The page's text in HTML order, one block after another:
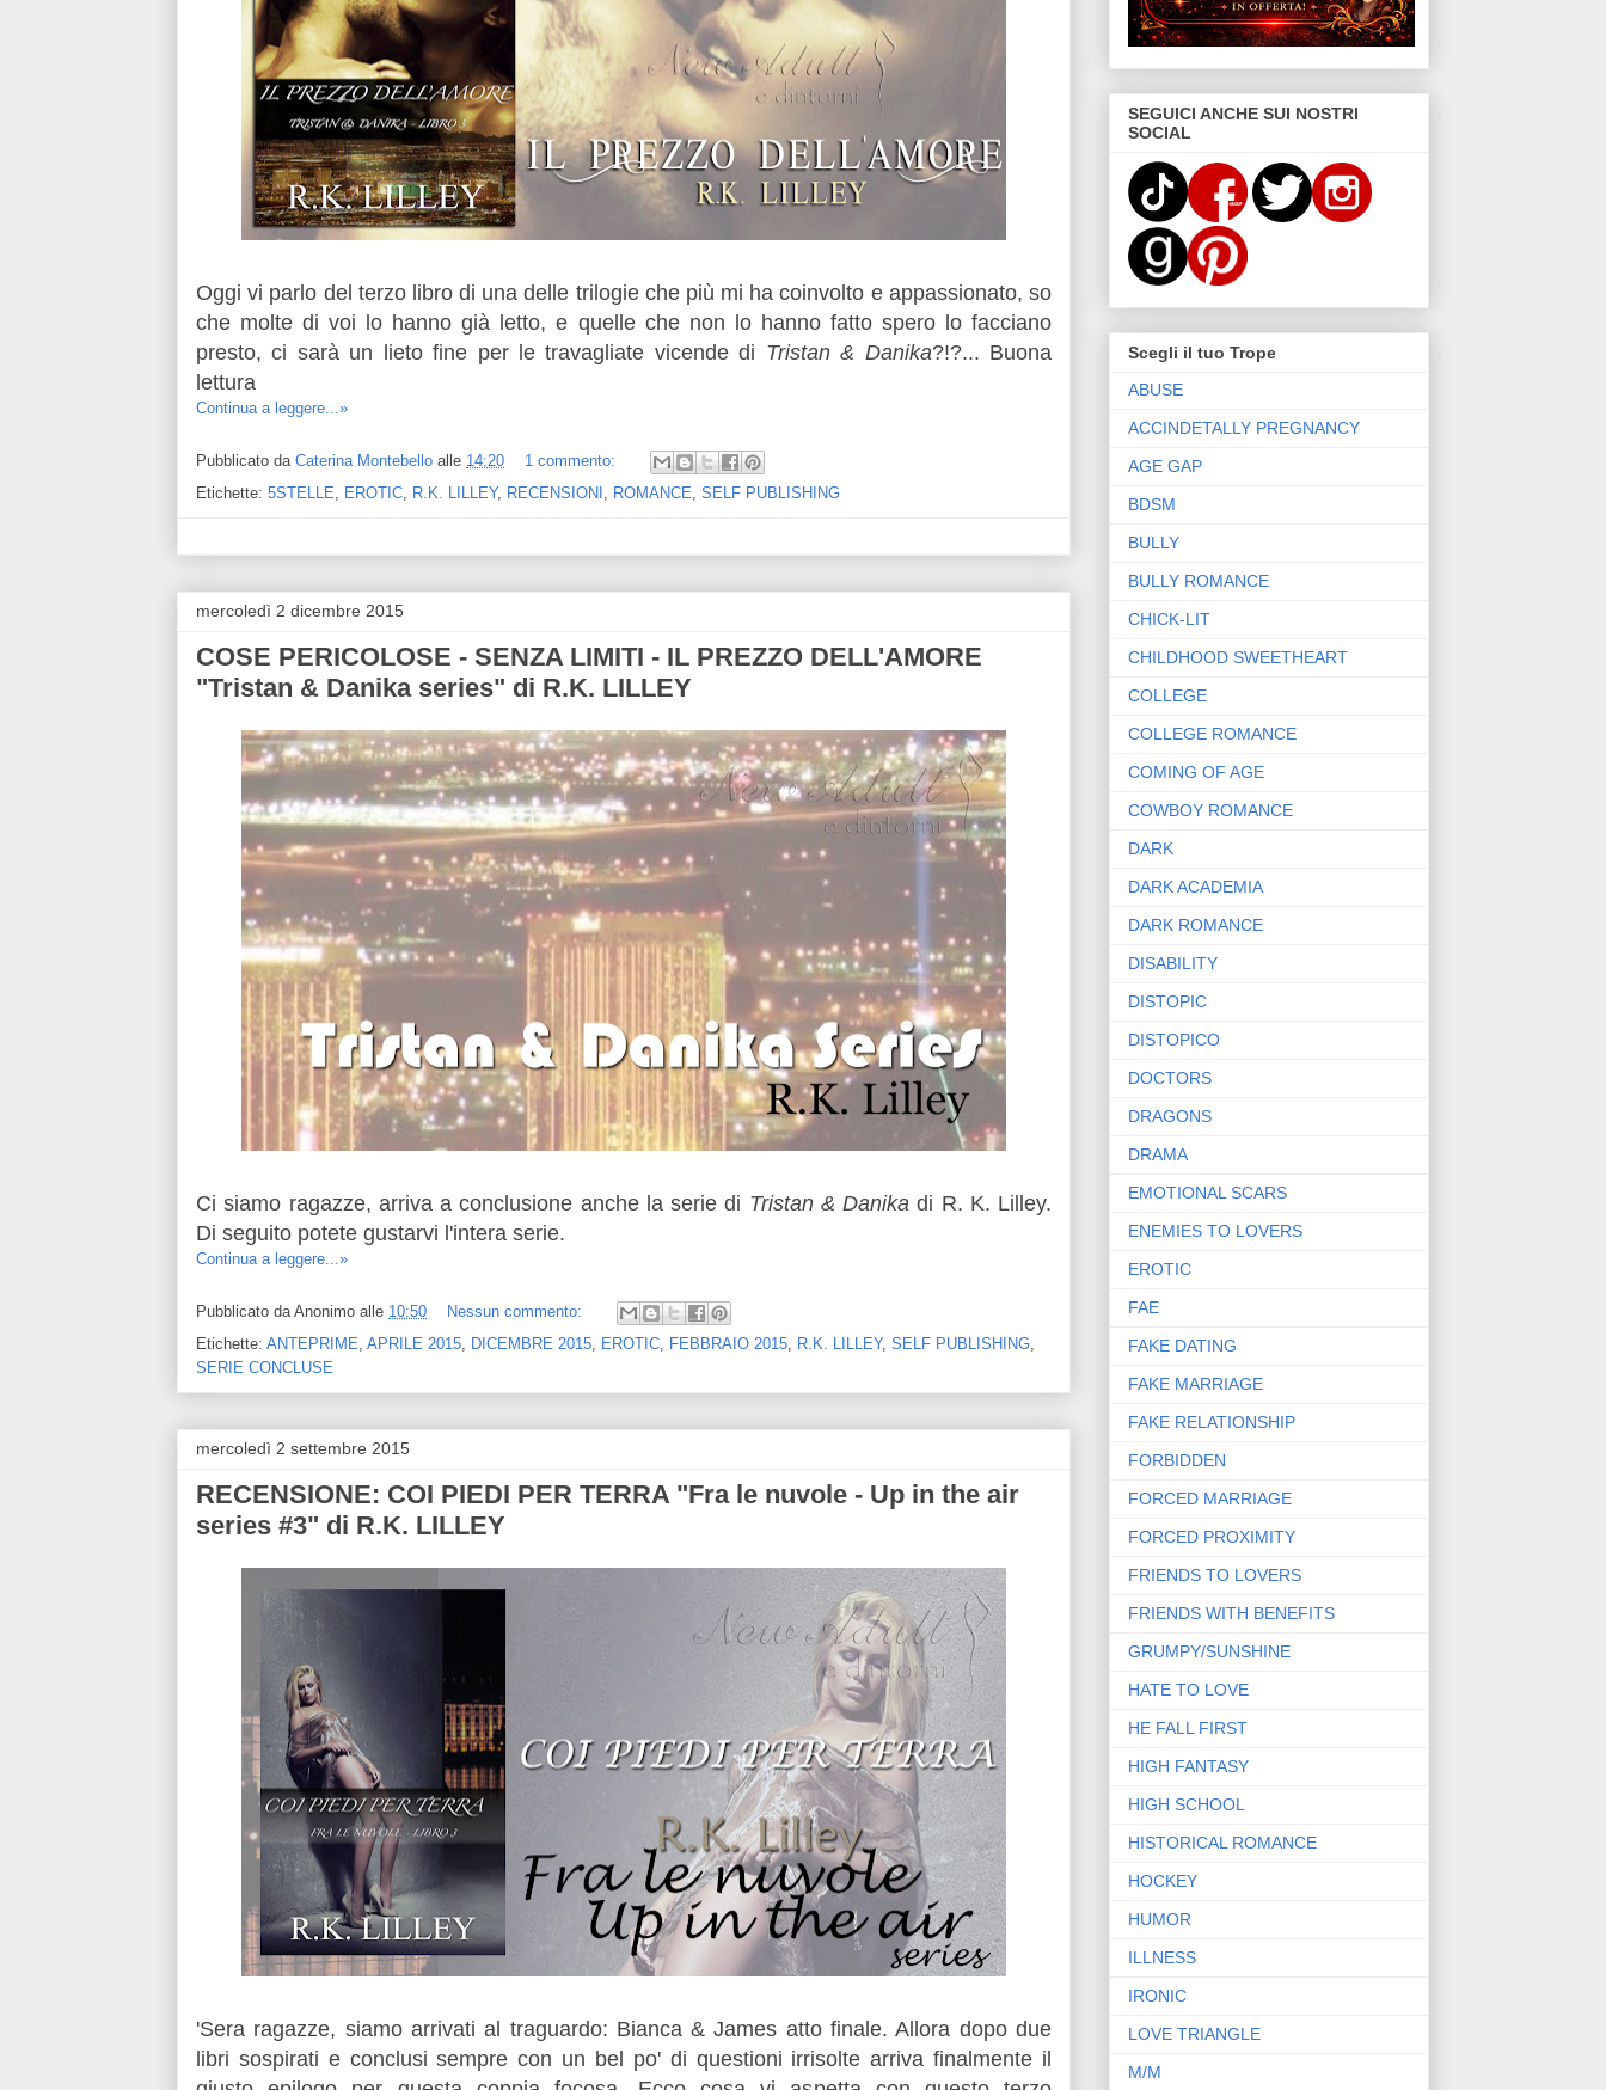
Oggi vi parlo del terzo libro di una delle trilogie che più mi ha coinvolto e appassionato, so
che molte di voi lo hanno già letto, e quelle che non lo hanno fatto spero lo facciano
presto, ci sarà un lieto fine per le travagliate vicende di Tristan & Danika?!?... Buona
lettura
Continua a leggere...»
Pubblicato da Caterina Montebello alle 14:20
1 commento:
Etichette: 5STELLE EROTIC R.K. LILLEY, RECENSIONI ROMANCE SELF PUBLISHING
mercoledì 2 dicembre 2015
COSE PERICOLOSE - SENZA LIMITI - IL PREZZO DELL'AMORE
"Tristan & Danika series" di R.K. LILLEY
Ci siamo ragazze, arriva a conclusione anche la serie di Tristan & Danika di R. K. Lilley.
Di seguito potete gustarvi l'intera serie.
Continua a leggere...»
Pubblicato daAnonimo alle 10:50
Nessun commento:
Etichette: ANTEPRIME APRILE 2015 DICEMBRE 2015 EROTIC FEBBRAIO 2015 R.K. LILLEY, SELF PUBLISHING
SERIE CONCLUSE
mercoledì 2 settembre 2015
RECENSIONE: COI PIEDI PER TERRA "Fra le nuvole - Up in the air
series #3" di R.K. LILLEY
'Sera ragazze, siamo arrivati al traguardo: Bianca & James atto finale. Allora dopo due
libri sospirati e conclusi sempre con un bel po' di questioni irrisolte arriva finalmente il
SEGUICI ANCHE SUI NOSTRI
SOCIAL
Scegli il tuo Trope
ABUSE
ACCINDETALLY PREGNANCY
AGE GAP
BDSM
BULLY
BULLY ROMANCE
CHICK-LIT
CHILDHOOD SWEETHEART
COLLEGE
COLLEGE ROMANCE
COMING OF AGE
COWBOY ROMANCE
DARK
DARK ACADEMIA
DARK ROMANCE
DISABILITY
DISTOPIC
DISTOPICO
DOCTORS
DRAGONS
DRAMA
EMOTIONAL SCARS
ENEMIES TO LOVERS
EROTIC
FAE
FAKE DATING
FAKE MARRIAGE
FAKE RELATIONSHIP
FORBIDDEN
FORCED MARRIAGE
FORCED PROXIMITY
FRIENDS TO LOVERS
FRIENDS WITH BENEFITS
GRUMPY/SUNSHINE
HATE TO LOVE
HE FALL FIRST
HIGH FANTASY
HIGH SCHOOL
HISTORICAL ROMANCE
HOCKEY
HUMOR
ILLNESS
IRONIC
LOVE TRIANGLE
M/M